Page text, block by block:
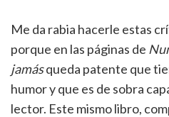
Me da rabia hacerle estas
porque en las páginas de
jamásqueda patente que
humor y que es de sobra
lector. Este mismo libro,